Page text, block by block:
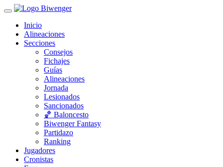
Inicio
Alineaciones
Secciones
Consejos
Fichajes
Guías
Alineaciones
Jornada
Lesionados
Sancionados
🏀 Baloncesto
Biwenger Fantasy
Partidazo
Ranking
Jugadores
Cronistas